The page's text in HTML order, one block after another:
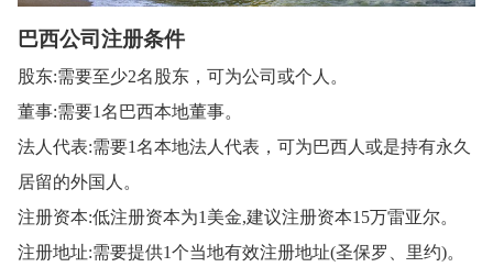
巴西公司注册条件
股东:需要至少2名股东，可为公司或个人。
董事:需要1名巴西本地董事。
法人代表:需要1名本地法人代表，可为巴西人或是持有永久
居留的外国人。
注册资本:低注册资本为1美金,建议注册资本15万雷亚尔。
注册地址:需要提供1个当地有效注册地址(圣保罗、里约)。